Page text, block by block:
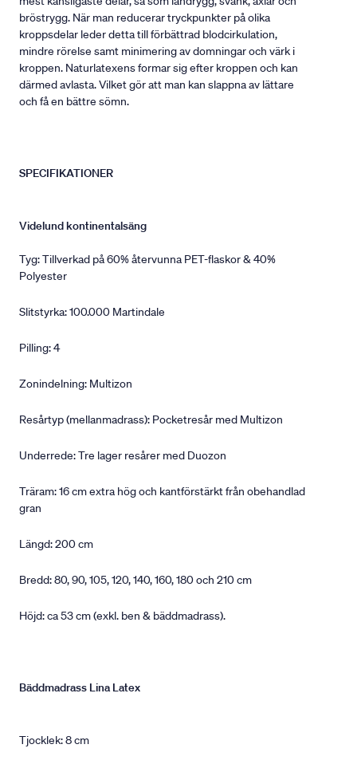
bröstrygg. När man reducerar tryckpunkter på olika
kroppsdelar leder detta till förbättrad blodcirkulation,
mindre rörelse samt minimering av domningar och värk i
kroppen. Naturlatexens formar sig efter kroppen och kan
därmed avlasta. Vilket gör att man kan slappna av lättare
och få en bättre sömn.
SPECIFIKATIONER
Videlund kontinentalsäng
Tyg: Tillverkad på 60% återvunna PET-flaskor & 40%
Polyester
Slitstyrka: 100.000 Martindale
Pilling: 4
Zonindelning: Multizon
Resårtyp (mellanmadrass): Pocketresår med Multizon
Underrede: Tre lager resårer med Duozon
Träram: 16 cm extra hög och kantförstärkt från obehandlad
gran
Längd: 200 cm
Bredd: 80, 90, 105, 120, 140, 160, 180 och 210 cm
Höjd: ca 53 cm (exkl. ben & bäddmadrass).
Bäddmadrass Lina Latex
Tjocklek: 8 cm